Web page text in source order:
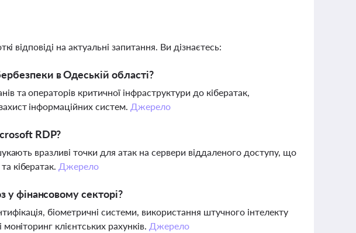
відповіді на актуальні запитання. Ви дізнаєтесь:
в Одеській області?
та операторів критичної інфраструктури до кібератак,
інформаційних систем. Джерело
RDP?
вразливі точки для атак на сервери віддаленого доступу, що
кібератак. Джерело
у фінансовому секторі?
біометричні системи, використання штучного інтелекту
клієнтських рахунків. Джерело